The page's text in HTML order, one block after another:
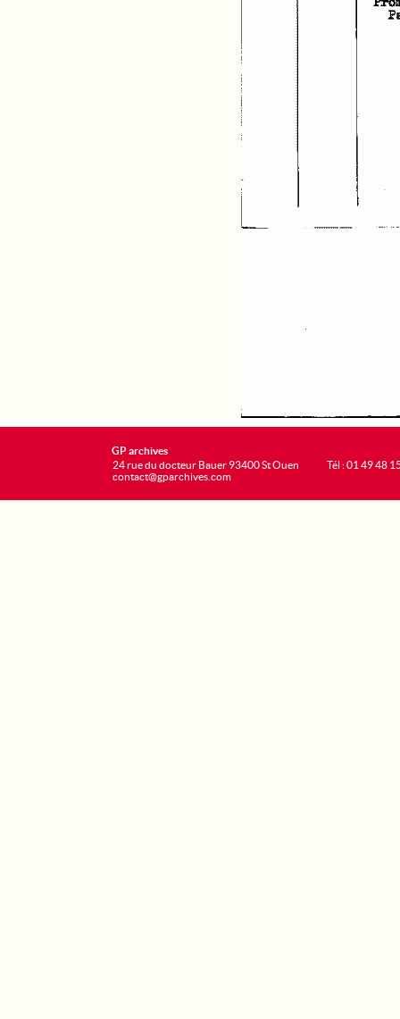
GP archives
24 rue du docteur Bauer 93400 St Ouen
contact@gparchives.com
Tél : 01 49 48